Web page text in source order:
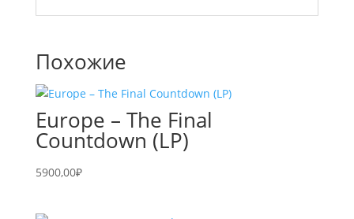
Похожие
Europe – The Final
Countdown (LP)
5900,00₽